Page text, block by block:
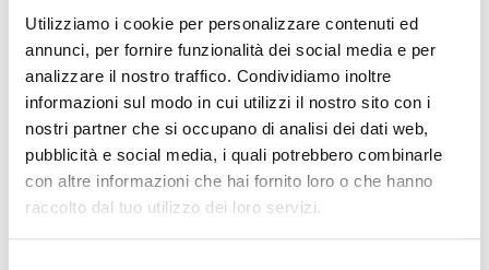
Utilizziamo i cookie per personalizzare contenuti ed
annunci, per fornire funzionalità dei social media e per
analizzare il nostro traffico. Condividiamo inoltre
informazioni sul modo in cui utilizzi il nostro sito con i
nostri partner che si occupano di analisi dei dati web,
pubblicità e social media, i quali potrebbero combinarle
con altre informazioni che hai fornito loro o che hanno
raccolto dal tuo utilizzo dei loro servizi.
DOCUMENTAÇÃO
Descarregue a documentação
Todos os produtos